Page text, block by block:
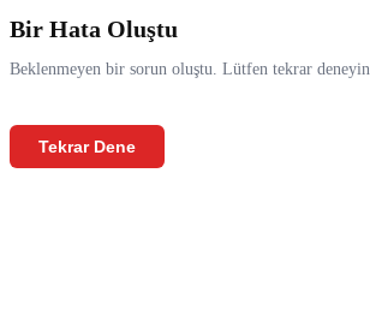
Bir Hata Oluştu
Beklenmeyen bir sorun oluştu. Lütfen tekrar deneyin.
Tekrar Dene